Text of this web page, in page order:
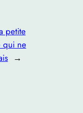
petite
qui ne
→